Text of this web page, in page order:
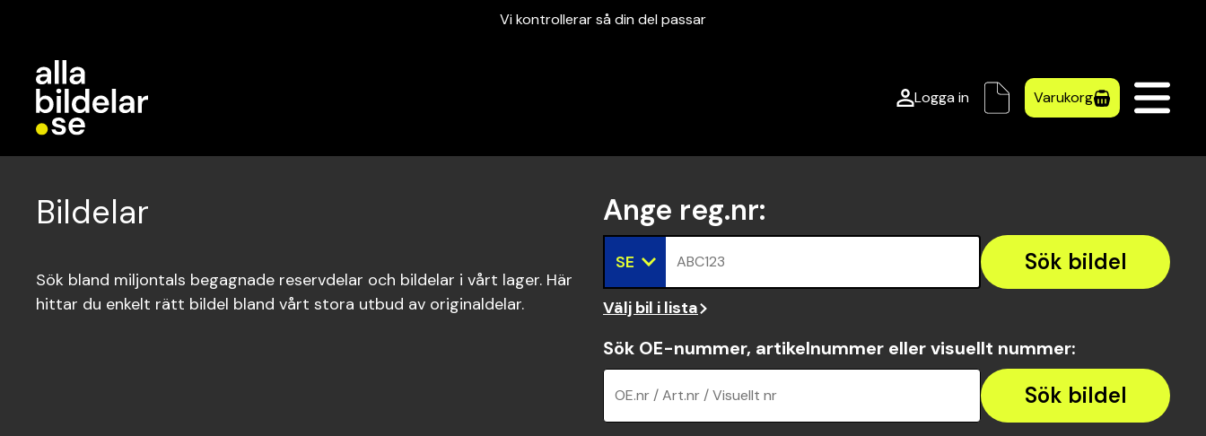
Vi kontrollerar så din del passar
Logga in Varukorg
Bildelar
Sök bland miljontals begagnade reservdelar och bildelar i vårt lager. Här
hittar du enkelt rätt bildel bland vårt stora utbud av originaldelar.
Ange reg.nr:
SE ABC123 Sök bildel
Välj bil i lista
Sök OE-nummer, artikelnummer eller visuellt nummer:
OE.nr / Art.nr / Visuellt nr Sök bildel